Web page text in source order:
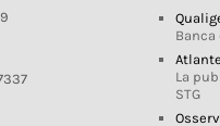
Banca
La
STG